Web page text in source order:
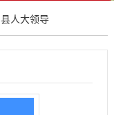
县人大领导